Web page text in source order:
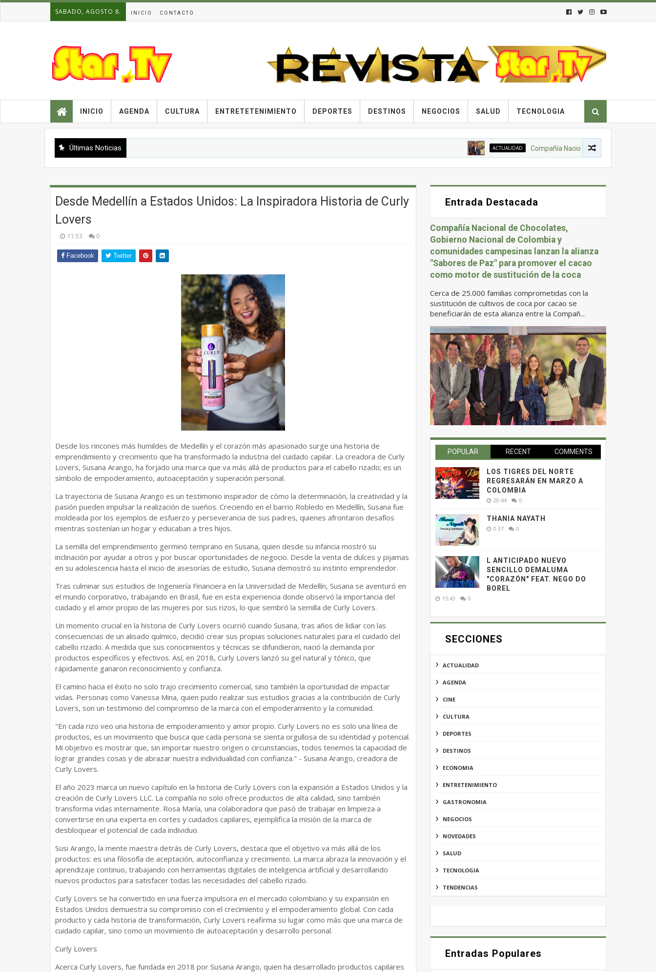
SABADO, AGOSTO 8. INICIO CONTACTO
INICIO AGENDA CULTURA ENTRETETENIMIENTO DEPORTES DESTINOS NEGOCIOS SALUD TECNOLOGIA
Últimas Noticias ACTUALIDAD Compañía Nacional de Chocolates, Gobierno
Desde Medellín a Estados Unidos: La Inspiradora Historia de Curly
Lovers
11:53 0
Facebook Twitter
Desde los rincones más humildes de Medellín y el corazón más apasionado surge una historia de
emprendimiento y crecimiento que ha transformado la industria del cuidado capilar. La creadora de Curly
Lovers, Susana Arango, ha forjado una marca que va más allá de productos para el cabello rizado; es un
símbolo de empoderamiento, autoaceptación y superación personal.
La trayectoria de Susana Arango es un testimonio inspirador de cómo la determinación, la creatividad y la
pasión pueden impulsar la realización de sueños. Creciendo en el barrio Robledo en Medellín, Susana fue
moldeada por los ejemplos de esfuerzo y perseverancia de sus padres, quienes afrontaron desafíos
mientras sostenían un hogar y educaban a tres hijos.
La semilla del emprendimiento germinó temprano en Susana, quien desde su infancia mostró su
inclinación por ayudar a otros y por buscar oportunidades de negocio. Desde la venta de dulces y pijamas
en su adolescencia hasta el inicio de asesorías de estudio, Susana demostró su instinto emprendedor.
Tras culminar sus estudios de Ingeniería Financiera en la Universidad de Medellín, Susana se aventuró en
el mundo corporativo, trabajando en Brasil, fue en esta experiencia donde observó la importancia del
cuidado y el amor propio de las mujeres por sus rizos, lo que sembró la semilla de Curly Lovers.
Un momento crucial en la historia de Curly Lovers ocurrió cuando Susana, tras años de lidiar con las
consecuencias de un alisado químico, decidió crear sus propias soluciones naturales para el cuidado del
cabello rizado. A medida que sus conocimientos y técnicas se difundieron, nació la demanda por
productos específicos y efectivos. Así, en 2018, Curly Lovers lanzó su gel natural y tónico, que
rápidamente ganaron reconocimiento y confianza.
El camino hacia el éxito no solo trajo crecimiento comercial, sino también la oportunidad de impactar
vidas. Personas como Vanessa Mina, quien pudo realizar sus estudios gracias a la contribución de Curly
Lovers, son un testimonio del compromiso de la marca con el empoderamiento y la comunidad.
"En cada rizo veo una historia de empoderamiento y amor propio. Curly Lovers no es solo una línea de
productos, es un movimiento que busca que cada persona se sienta orgullosa de su identidad y potencial.
Mi objetivo es mostrar que, sin importar nuestro origen o circunstancias, todos tenemos la capacidad de
lograr grandes cosas y de abrazar nuestra individualidad con confianza." - Susana Arango, creadora de
Curly Lovers.
El año 2023 marca un nuevo capítulo en la historia de Curly Lovers con la expansión a Estados Unidos y la
creación de Curly Lovers LLC. La compañía no solo ofrece productos de alta calidad, sino también
transforma vidas internamente. Rosa María, una colaboradora que pasó de trabajar en limpieza a
convertirse en una experta en cortes y cuidados capilares, ejemplifica la misión de la marca de
desbloquear el potencial de cada individuo.
Susi Arango, la mente maestra detrás de Curly Lovers, destaca que el objetivo va más allá de los
productos: es una filosofía de aceptación, autoconfianza y crecimiento. La marca abraza la innovación y el
aprendizaje continuo, trabajando con herramientas digitales de inteligencia artificial y desarrollando
nuevos productos para satisfacer todas las necesidades del cabello rizado.
Curly Lovers se ha convertido en una fuerza impulsora en el mercado colombiano y su expansión en
Estados Unidos demuestra su compromiso con el crecimiento y el empoderamiento global. Con cada
producto y cada historia de transformación, Curly Lovers reafirma su lugar como más que una marca de
cuidado capilar, sino como un movimiento de autoaceptación y desarrollo personal.
Curly Lovers
Acerca Curly Lovers, fue fundada en 2018 por Susana Arango, quien ha desarrollado productos capilares
Entrada Destacada
Compañía Nacional de Chocolates,
Gobierno Nacional de Colombia y
comunidades campesinas lanzan la alianza
"Sabores de Paz" para promover el cacao
como motor de sustitución de la coca
Cerca de 25.000 familias comprometidas con la
sustitución de cultivos de coca por cacao se
beneficiarán de esta alianza entre la Compañ...
POPULAR RECENT COMMENTS
LOS TIGRES DEL NORTE
REGRESARÁN EN MARZO A
COLOMBIA
20:44 0
THANIA NAYATH
0:37 0
L ANTICIPADO NUEVO
SENCILLO DEMALUMA
"CORAZÓN" FEAT. NEGO DO
BOREL
15:43 0
SECCIONES
ACTUALIDAD
AGENDA
CINE
CULTURA
DEPORTES
DESTINOS
ECONOMIA
ENTRETENIMIENTO
GASTRONOMIA
NEGOCIOS
NOVEDADES
SALUD
TECNOLOGIA
TENDENCIAS
Entradas Populares